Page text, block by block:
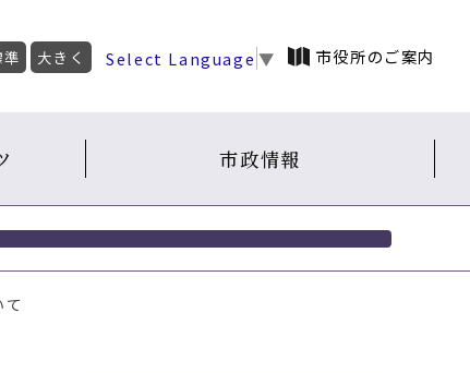
準 大きく Select Language ▼ 市役所のご案内
市政情報
て